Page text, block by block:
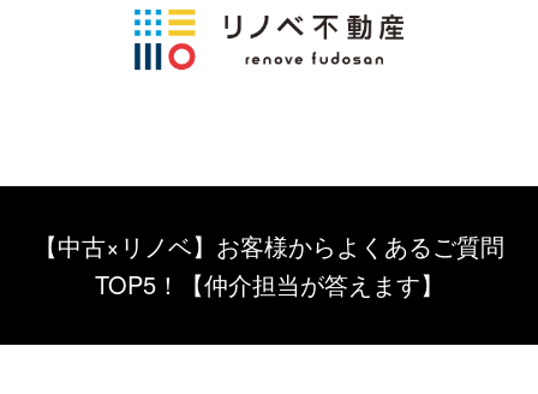
【中古×リノベ】お客様からよくあるご質問
TOP5！【仲介担当が答えます】